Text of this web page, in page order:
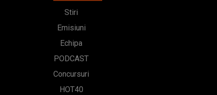
Stiri
Emisiuni
Echipa
PODCAST
Concursuri
HOT40